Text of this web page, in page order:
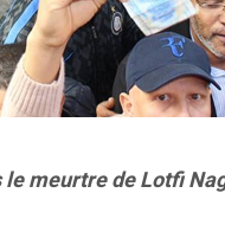
le meurtre de Lotfi